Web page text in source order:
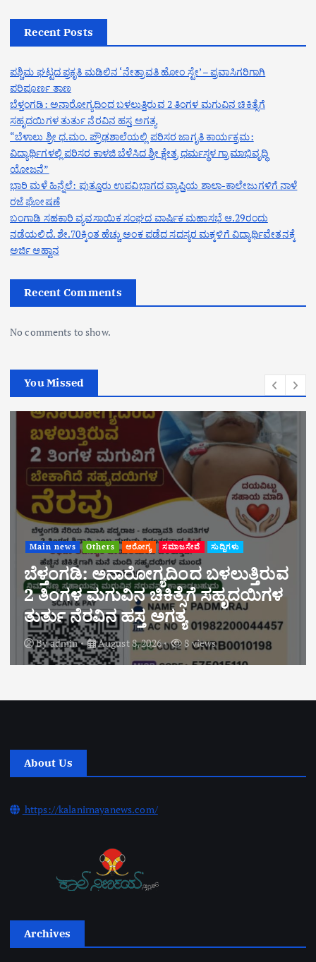
Recent Posts
ಪಶ್ಚಿಮ ಘಟ್ಟದ ಪ್ರಕೃತಿ ಮಡಿಲಿನ ‘ನೇತ್ರಾವತಿ ಹೋಂ ಸ್ಟೇ’ – ಪ್ರವಾಸಿಗರಿಗಾಗಿ
ಪರಿಪೂರ್ಣ ತಾಣ
ಬೆಳ್ತಂಗಡಿ: ಅನಾರೋಗ್ಯದಿಂದ ಬಳಲುತ್ತಿರುವ 2 ತಿಂಗಳ ಮಗುವಿನ ಚಿಕಿತ್ಸೆಗೆ
ಸಹೃದಯಿಗಳ ತುರ್ತು ನೆರವಿನ ಹಸ್ತ ಅಗತ್ಯ
“ಬೆಳಾಲು ಶ್ರೀ ಧ.ಮಂ. ಪ್ರೌಢಶಾಲೆಯಲ್ಲಿ ಪರಿಸರ ಜಾಗೃತಿ ಕಾರ್ಯಕ್ರಮ:
ವಿದ್ಯಾರ್ಥಿಗಳಲ್ಲಿ ಪರಿಸರ ಕಾಳಜಿ ಬೆಳೆಸಿದ ಶ್ರೀ ಕ್ಷೇತ್ರ ಧರ್ಮಸ್ಥಳ ಗ್ರಾಮಾಭಿವೃದ್ಧಿ
ಯೋಜನೆ”
ಭಾರಿ ಮಳೆ ಹಿನ್ನೆಲೆ: ಪುತ್ತೂರು ಉಪವಿಭಾಗದ ವ್ಯಾಪ್ತಿಯ ಶಾಲಾ-ಕಾಲೇಜುಗಳಿಗೆ ನಾಳೆ
ರಜೆ ಘೋಷಣೆ
ಬಂಗಾಡಿ ಸಹಕಾರಿ ವ್ಯವಸಾಯಿಕ ಸಂಘದ ವಾರ್ಷಿಕ ಮಹಾಸಭೆ ಆ.29ರಂದು
ನಡೆಯಲಿದೆ. ಶೇ.70ಕ್ಕಿಂತ ಹೆಚ್ಚು ಅಂಕ ಪಡೆದ ಸದಸ್ಯರ ಮಕ್ಕಳಿಗೆ ವಿದ್ಯಾರ್ಥಿವೇತನಕ್ಕೆ
ಅರ್ಜಿ ಆಹ್ವಾನ
Recent Comments
No comments to show.
You Missed
Main news Others ಆರೋಗ್ಯ ಸಮಾಜಸೇವೆ ಸುದ್ದಿಗಳು
ಬೆಳ್ತಂಗಡಿ: ಅನಾರೋಗ್ಯದಿಂದ ಬಳಲುತ್ತಿರುವ
2 ತಿಂಗಳ ಮಗುವಿನ ಚಿಕಿತ್ಸೆಗೆ ಸಹೃದಯಿಗಳ
ತುರ್ತು ನೆರವಿನ ಹಸ್ತ ಅಗತ್ಯ
Byadmin August 8, 2026 8 views
About Us
https://kalanirnayanews.com/
Archives